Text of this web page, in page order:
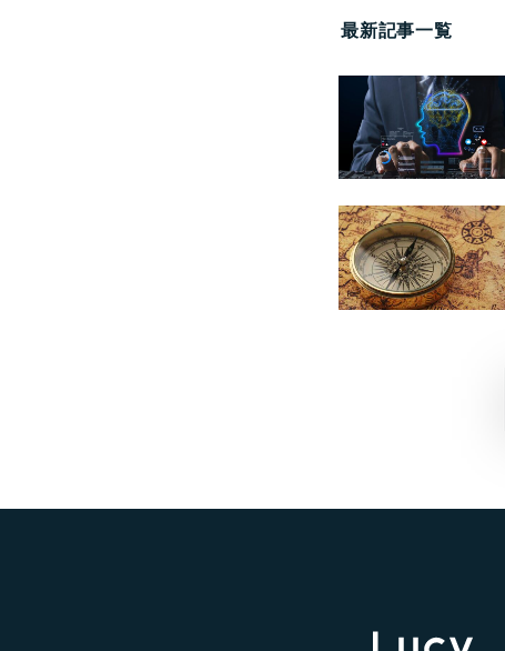
最新記事一覧